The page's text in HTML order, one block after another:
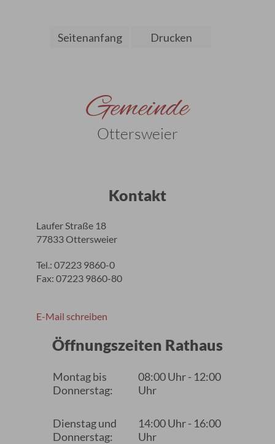
Seitenanfang Drucken
Gemeinde
Ottersweier
Kontakt
Laufer Straße 18
77833 Ottersweier
Tel.: 07223 9860-0
Fax: 07223 9860-80
E-Mail schreiben
Öffnungszeiten Rathaus
Montag bis
Donnerstag:
08:00 Uhr - 12:00
Uhr
Dienstag und
Donnerstag:
14:00 Uhr - 16:00
Uhr